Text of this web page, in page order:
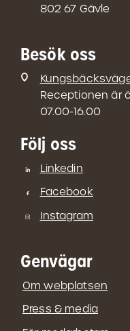
802 67 Gävle
Besök oss
Receptionen är
07.00-16.00
Följ oss
Linkedin
Facebook
Instagram
Genvägar
Om webplatsen
Press & media